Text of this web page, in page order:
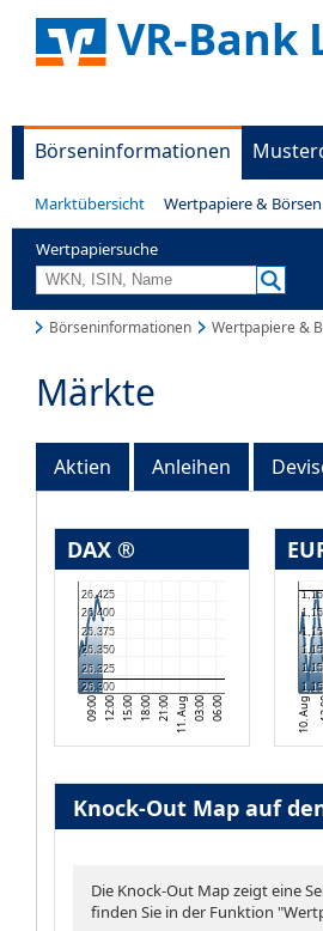
VR-Bank
Börseninformationen
Marktübersicht Wertpapiere & Börsen
Wertpapiersuche
Börseninformationen Wertpapiere &
Märkte
Aktien Anleihen
DAX ®
09:00 12:00 15:00 18:00 21:00 11. Aug 03:00 06:00
26.300
26.325
26.350
26.375
26.400
26.425
10. Aug
Knock-Out Map auf
Die Knock-Out Map zeigt eine
finden Sie in der Funktion